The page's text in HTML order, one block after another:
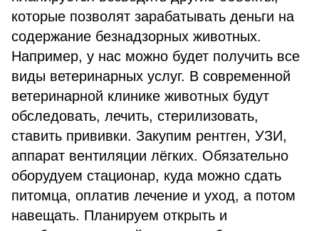
которые позволят зарабатывать деньги на
содержание безнадзорных животных.
Например, у нас можно будет получить все
виды ветеринарных услуг. В современной
ветеринарной клинике животных будут
обследовать, лечить, стерилизовать,
ставить прививки. Закупим рентген, УЗИ,
аппарат вентиляции лёгких. Обязательно
оборудуем стационар, куда можно сдать
питомца, оплатив лечение и уход, а потом
навещать. Планируем открыть и